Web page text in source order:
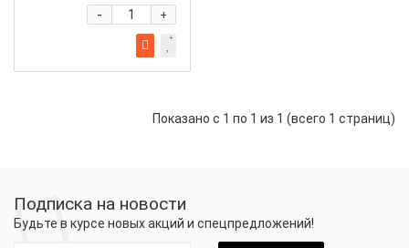
+
-
Показано с 1 по 1 из 1 (всего 1 страниц)
Подписка на новости
Будьте в курсе новых акций и спецпредложений!